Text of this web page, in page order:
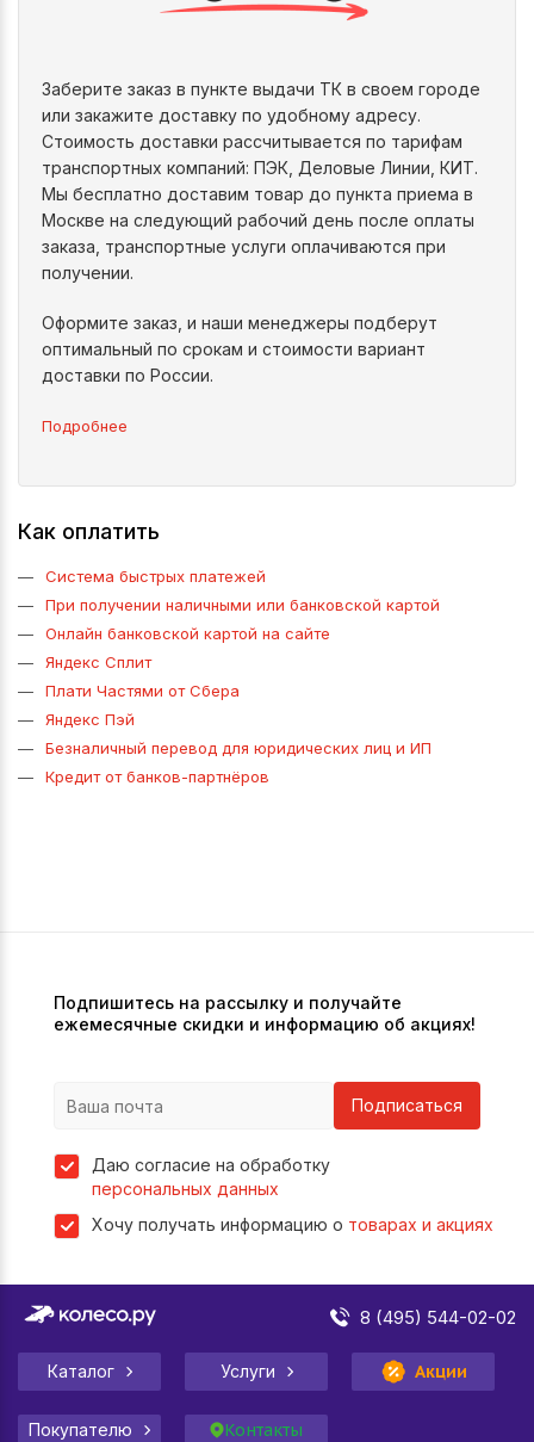
Заберите заказ в пункте выдачи ТК в своем городе
или закажите доставку по удобному адресу.
Стоимость доставки рассчитывается по тарифам
транспортных компаний: ПЭК, Деловые Линии, КИТ.
Мы бесплатно доставим товар до пункта приема в
Москве на следующий рабочий день после оплаты
заказа, транспортные услуги оплачиваются при
получении.
Оформите заказ, и наши менеджеры подберут
оптимальный по срокам и стоимости вариант
доставки по России.
Подробнее
Как оплатить
Система быстрых платежей
При получении наличными или банковской картой
Онлайн банковской картой на сайте
Яндекс Сплит
Плати Частями от Сбера
Яндекс Пэй
Безналичный перевод для юридических лиц и ИП
Кредит от банков-партнёров
Подпишитесь на рассылку и получайте
ежемесячные скидки и информацию об акциях!
Подписаться
Даю согласие на обработку
персональных данных
Хочу получать информацию о товарах и акциях
8 (495) 544-02-02
Каталог Услуги Акции
Покупателю Контакты